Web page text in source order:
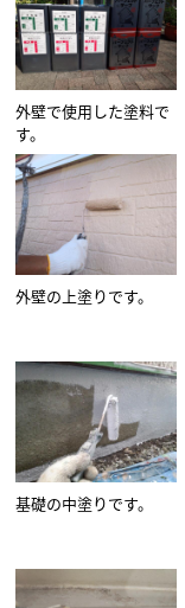
外壁で使用した塗料で
す。
外壁の上塗りです。
基礎の中塗りです。